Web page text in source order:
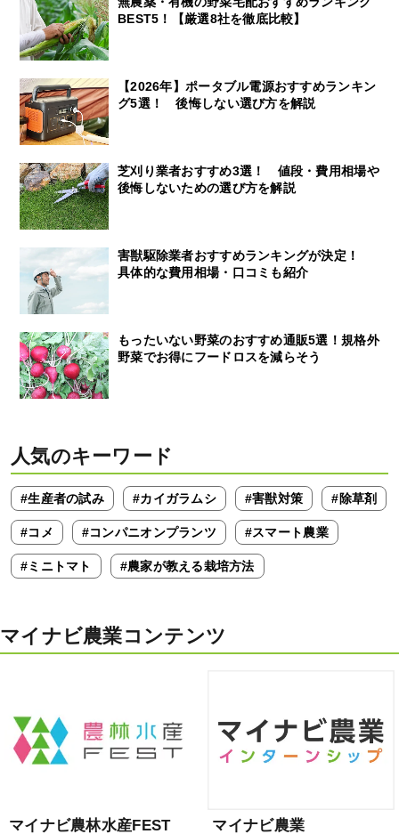
BEST5！【厳選8社を徹底比較】
【2026年】ポータブル電源おすすめランキン
グ5選！ 後悔しない選び方を解説
芝刈り業者おすすめ3選！ 値段・費用相場や
後悔しないための選び方を解説
害獣駆除業者おすすめランキングが決定！
具体的な費用相場・口コミも紹介
もったいない野菜のおすすめ通販5選！規格外
野菜でお得にフードロスを減らそう
人気のキーワード
#生産者の試み #カイガラムシ #害獣対策 #除草剤
#コメ #コンパニオンプランツ #スマート農業
#ミニトマト #農家が教える栽培方法
マイナビ農業コンテンツ
マイナビ農林水産FEST
マイナビ農業